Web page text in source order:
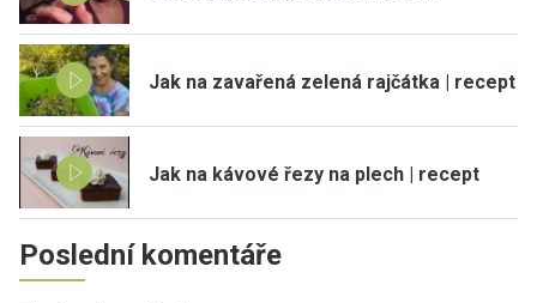
Jak na zavařená zelená rajčátka | recept
Jak na kávové řezy na plech | recept
Poslední komentáře